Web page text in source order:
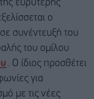
ευρύτερης
ο
συνέντευξή του
του ομίλου
. Ο ίδιος προσθέτει
για
με τις νέες